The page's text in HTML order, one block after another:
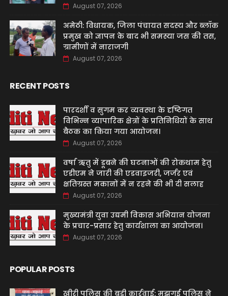
August 07, 2026
अमेठी: विधायक, जिला पंचायत सदस्य और ब्लॉक
प्रमुख को ज्ञापन के बाद भी समस्या जस की तस,
ग्रामीणों में नाराजगी
August 07, 2026
RECENT POSTS
पारदर्शी व सुगम कर व्यवस्था के दृष्टिगत
विभिन्न व्यापारिक क्षेत्रों के प्रतिनिधियों के साथ
बैठक का किया गया आयोजन।
August 07, 2026
वर्षा ऋतु में डूबने की घटनाओं की रोकथाम हेतु
एडीएम ने जारी की एडवाइजरी, जर्जर एवं
क्षतिग्रस्त मकानों में न रहने की भी दी सलाह
August 07, 2026
मुख्यमंत्री युवा उद्यमी विकास अभियान योजना
के प्रचार-प्रसार हेतु कार्यशाला का आयोजन।
August 07, 2026
POPULAR POSTS
खीरी पुलिस की बड़ी कार्रवाई: मझगई पुलिस ने